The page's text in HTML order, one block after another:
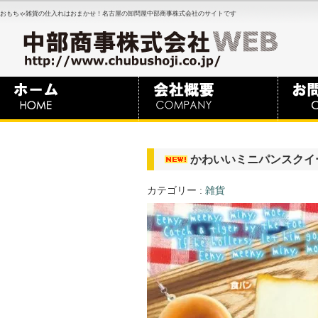
おもちゃ雑貨の仕入れはおまかせ！名古屋の卸問屋中部商事株式会社のサイトです
かわいいミニパンスクイ
カテゴリー : 雑貨